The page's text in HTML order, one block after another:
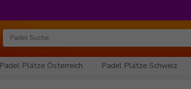
Padel Plätze Österreich Padel Plätze Schweiz